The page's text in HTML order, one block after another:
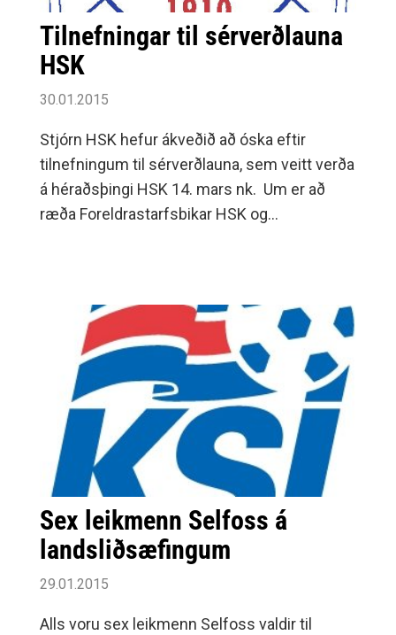
Tilnefningar til sérverðlauna
HSK
30.01.2015
Stjórn HSK hefur ákveðið að óska eftir
tilnefningum til sérverðlauna, sem veitt verða
á héraðsþingi HSK 14. mars nk. Um er að
ræða Foreldrastarfsbikar HSK og
unglingastarf innan
félags/deildar.Ábendingar um öflugt foreldra
og/eða unglingastarf innan félaga og deilda
berist á netfangið fyrir 2.
Sex leikmenn Selfoss á
landsliðsæfingum
29.01.2015
Alls voru sex leikmenn Selfoss valdir til